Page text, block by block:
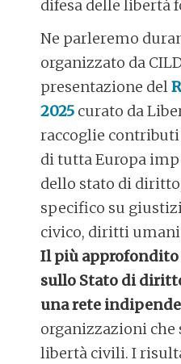
difesa delle libertà
Ne parleremo
organizzato da
presentazione del
2025 curato da
raccoglie
di tutta Europa
dello stato di
specifico su
civico, diritti
Il più approfondito
sullo Stato di
una rete
organizzazioni che
libertà civili. I